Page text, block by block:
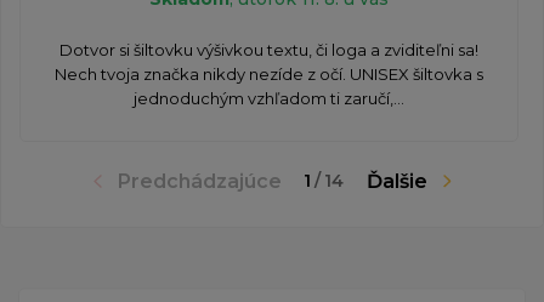
Predchádzajúce 1 / 14 Ďalšie
Dotvor si šiltovku výšivkou textu, či loga a zviditeľni sa!
Nech tvoja značka nikdy nezíde z očí. UNISEX šiltovka s
jednoduchým vzhľadom ti zaručí,...